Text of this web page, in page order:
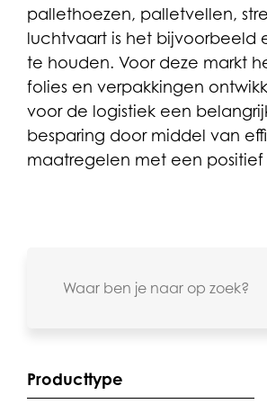
pallethoezen, palletvellen,
luchtvaart is het bijvoorbeeld
te houden. Voor deze markt
folies en verpakkingen
voor de logistiek een
besparing door middel van
maatregelen met een
Producttype